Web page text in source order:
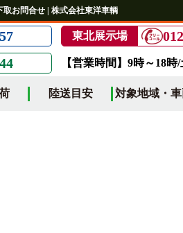
取お問合せ | 株式会社東洋車輌
東北展示場
【営業時間】9時～18
陸送目安 対象地域・